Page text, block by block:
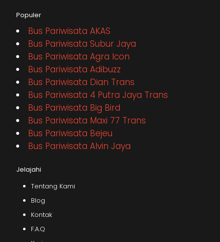
Populer
Bus Pariwisata AKAS
Bus Pariwisata Subur Jaya
Bus Pariwisata Agra Icon
Bus Pariwisata Adibuzz
Bus Pariwisata Dian Trans
Bus Pariwisata 4 Putra Jaya Trans
Bus Pariwisata Big Bird
Bus Pariwisata Maxi 77 Trans
Bus Pariwisata Bejeu
Bus Pariwisata Alvin Jaya
Jelajahi
Tentang Kami
Blog
Kontak
F.A.Q